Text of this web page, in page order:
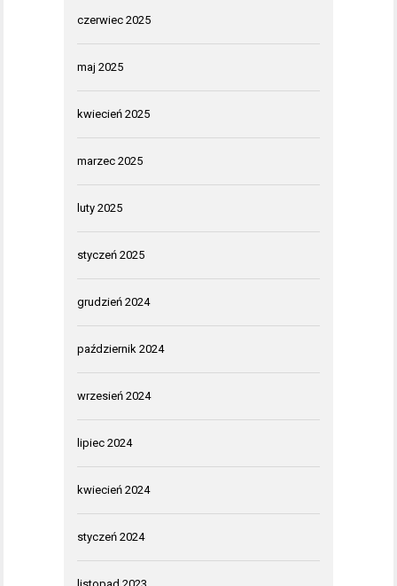
czerwiec 2025
maj 2025
kwiecień 2025
marzec 2025
luty 2025
styczeń 2025
grudzień 2024
październik 2024
wrzesień 2024
lipiec 2024
kwiecień 2024
styczeń 2024